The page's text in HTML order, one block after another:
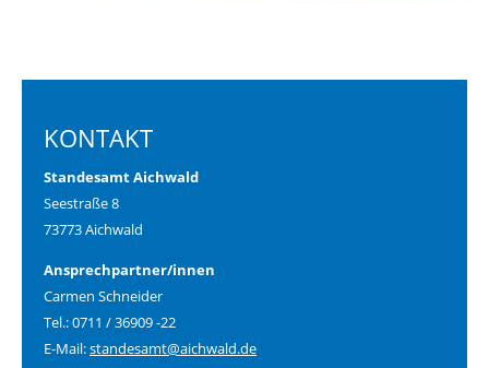
KONTAKT
Standesamt Aichwald
Seestraße 8
73773 Aichwald
Ansprechpartner/innen
Carmen Schneider
Tel.: 0711 / 36909 -22
E-Mail:standesamt@aichwald.de